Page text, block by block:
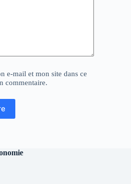
e-mail et mon site dans ce
commentaire.